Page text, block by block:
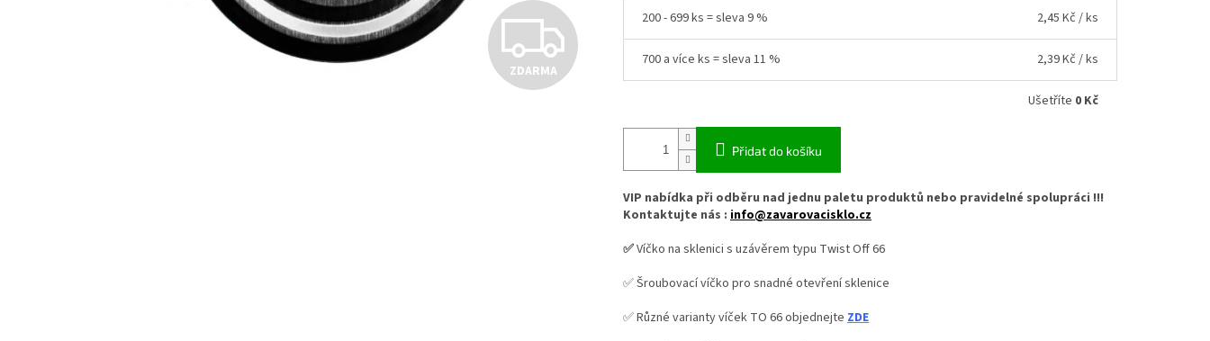
Z
ZDARMA
200 - 699 ks = sleva 9 % 2,45 Kč / ks
700 a více ks = sleva 11 % 2,39 Kč / ks
Ušetříte 0 Kč
Přidat do košíku
VIP nabídka při odběru nad jednu paletu produktů nebo pravidelné spolupráci !!!
Kontaktujte nás : info@zavarovacisklo.cz
✅Víčko na sklenici s uzávěrem typu Twist Off 66
✅ Šroubovací víčko pro snadné otevření sklenice
✅ Různé varianty víček TO 66 objednejte ZDE